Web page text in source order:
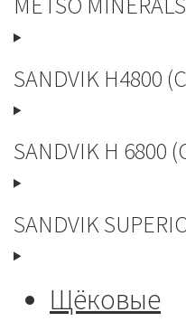
SANDVIK H4800
SANDVIK H 6800
SANDVIK
Щёковые